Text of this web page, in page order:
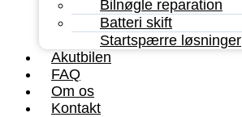
Bilnøgle reparation
Batteri skift
Startspærre løsninger
Akutbilen
FAQ
Om os
Kontakt